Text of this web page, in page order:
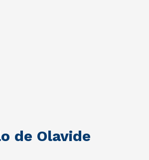
de Olavide